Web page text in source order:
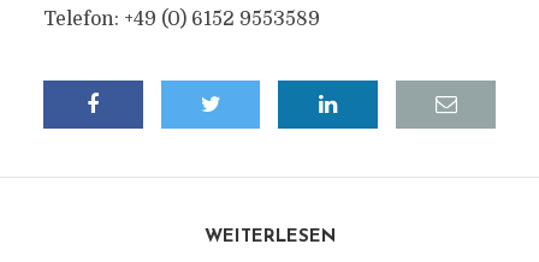
Telefon: +49 (0) 6152 9553589
WEITERLESEN